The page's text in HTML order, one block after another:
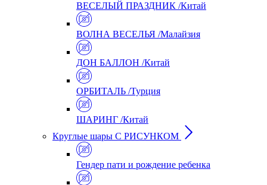
ВЕСЕЛЫЙ ПРАЗДНИК /Китай
ВОЛНА ВЕСЕЛЬЯ /Малайзия
ДОН БАЛЛОН /Китай
ОРБИТАЛЬ /Турция
ШАРИНГ /Китай
Круглые шары С РИСУНКОМ
Гендер пати и рождение ребенка